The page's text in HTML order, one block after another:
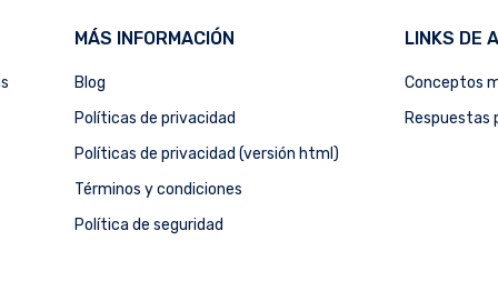
MÁS INFORMACIÓN
Blog
Políticas de privacidad
Políticas de privacidad (versión html)
Términos y condiciones
Política de seguridad
LINKS DE
Conceptos
Respuestas